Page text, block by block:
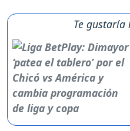
Te gustaría